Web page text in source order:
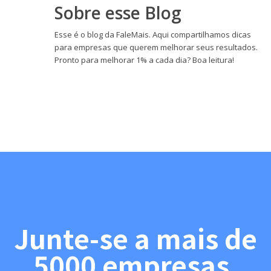
Sobre esse Blog
Esse é o blog da FaleMais. Aqui compartilhamos dicas
para empresas que querem melhorar seus resultados.
Pronto para melhorar 1% a cada dia? Boa leitura!
Junte-se a mais de